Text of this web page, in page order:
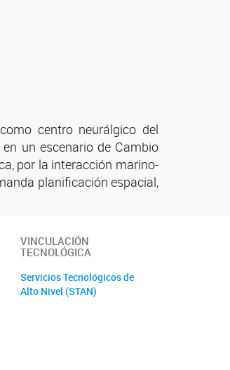
centro neurálgico del
un escenario de Cambio
por la interacción marino-
planificación espacial,
VINCULACIÓN
TECNOLÓGICA
Servicios Tecnológicos de
Alto Nivel (STAN)